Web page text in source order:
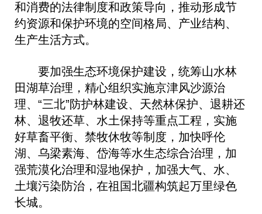
和消费的法律制度和政策导向，推动形成节
约资源和保护环境的空间格局、产业结构、
生产生活方式。
要加强生态环境保护建设，统筹山水林
田湖草治理，精心组织实施京津风沙源治
理、“三北”防护林建设、天然林保护、退耕还
林、退牧还草、水土保持等重点工程，实施
好草畜平衡、禁牧休牧等制度，加快呼伦
湖、乌梁素海、岱海等水生态综合治理，加
强荒漠化治理和湿地保护，加强大气、水、
土壤污染防治，在祖国北疆构筑起万里绿色
长城。